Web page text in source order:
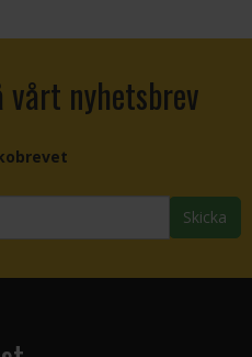
vårt nyhetsbrev
Skicka